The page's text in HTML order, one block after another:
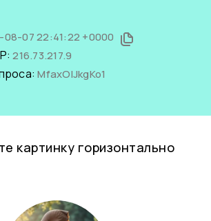
07 22:41:22 +0000
216.73.217.9
MfaxOIJkgKo1
картинку горизонтально